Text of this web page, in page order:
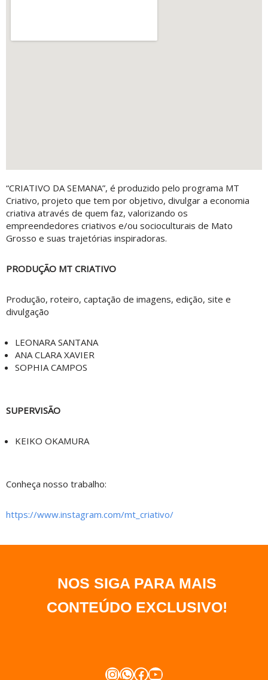
“CRIATIVO DA SEMANA”, é produzido pelo programa MT
Criativo, projeto que tem por objetivo, divulgar a economia
criativa através de quem faz, valorizando os
empreendedores criativos e/ou socioculturais de Mato
Grosso e suas trajetórias inspiradoras.
PRODUÇÃO MT CRIATIVO
Produção, roteiro, captação de imagens, edição, site e
divulgação
LEONARA SANTANA
ANA CLARA XAVIER
SOPHIA CAMPOS
SUPERVISÃO
KEIKO OKAMURA
Conheça nosso trabalho:
https://www.instagram.com/mt_criativo/
NOS SIGA PARA MAIS
CONTEÚDO EXCLUSIVO!